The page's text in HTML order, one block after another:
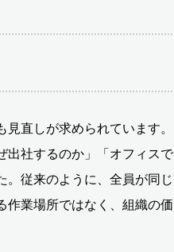
直しが求められています。
出社するのか」「オフィスで
。従来のように、全員が同じ
作業場所ではなく、組織の価